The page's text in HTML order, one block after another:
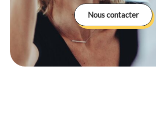
des économies d’énergie !
Pour une petite entreprise, les
manœuvre financières sont souvent
Chaque euro compte…